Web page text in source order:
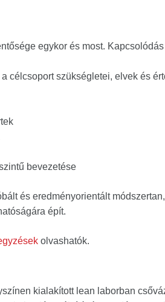
egykor és most.
célcsoport szükségletei, elvek és
bevezetése
és eredményorientált
épít.
olvashatók.
kialakított lean laborban